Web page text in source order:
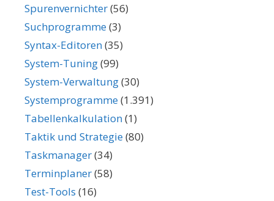
Spurenvernichter(56)
Suchprogramme(3)
Syntax-Editoren(35)
System-Tuning(99)
System-Verwaltung(30)
Systemprogramme(1.391)
Tabellenkalkulation(1)
Taktik und Strategie(80)
Taskmanager(34)
Terminplaner(58)
Test-Tools (16)